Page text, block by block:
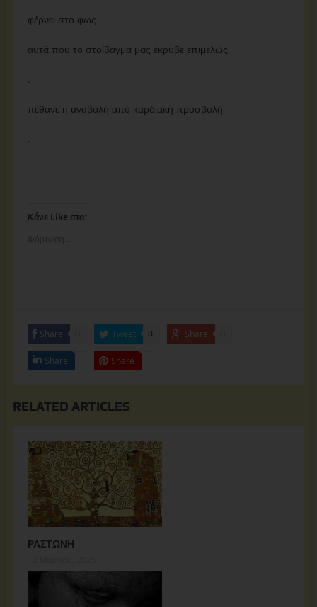
φέρνει στο φως
αυτά που το στοίβαγμα μας έκρυβε επιμελώς
.
πέθανε η αναβολή από καρδιακή προσβολή
.
Κάνε Like στο:
Share 0 Tweet 0 Share 0
Share Share
RELATED ARTICLES
ΡΑΣΤΩΝΗ